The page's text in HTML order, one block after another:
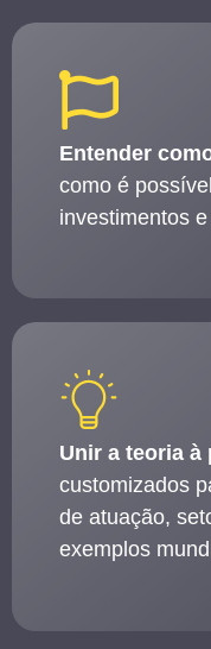
Entender
como é
investimentos
Unir a teoria à
customizados
de atuação,
exemplos